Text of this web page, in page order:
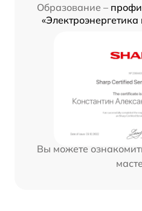
Образование –
Вы можете